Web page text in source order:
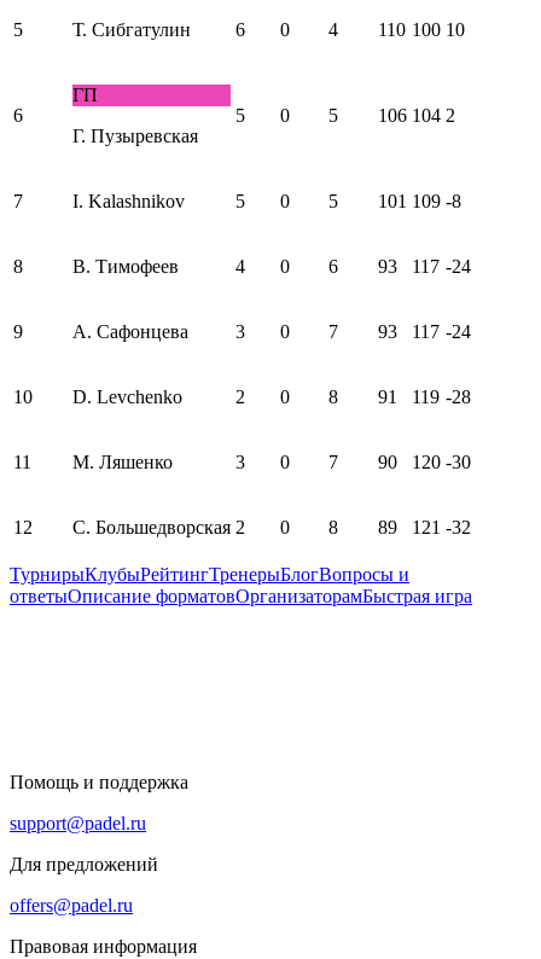
5 Т. Сибгатулин 6 0 4 110 100 10
6
ГП
Г. Пузыревская
5 0 5 106 104 2
7 I. Kalashnikov 5 0 5 101 109 -8
8 В. Тимофеев 4 0 6 93 117 -24
9 А. Сафонцева 3 0 7 93 117 -24
10 D. Levchenko 2 0 8 91 119 -28
11 М. Ляшенко 3 0 7 90 120 -30
12 С. Большедворская 2 0 8 89 121 -32
ТурнирыКлубыРейтингТренерыБлогВопросы и
ответыОписание форматовОрганизаторамБыстрая игра
Помощь и поддержка
support@padel.ru
Для предложений
offers@padel.ru
Правовая информация